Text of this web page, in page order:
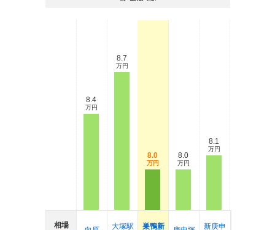
相場
8.4
万円
8.7
万円
大塚駅
8.0
万円
巣鴨新
8.0
万円
8.1
万円
新庚申